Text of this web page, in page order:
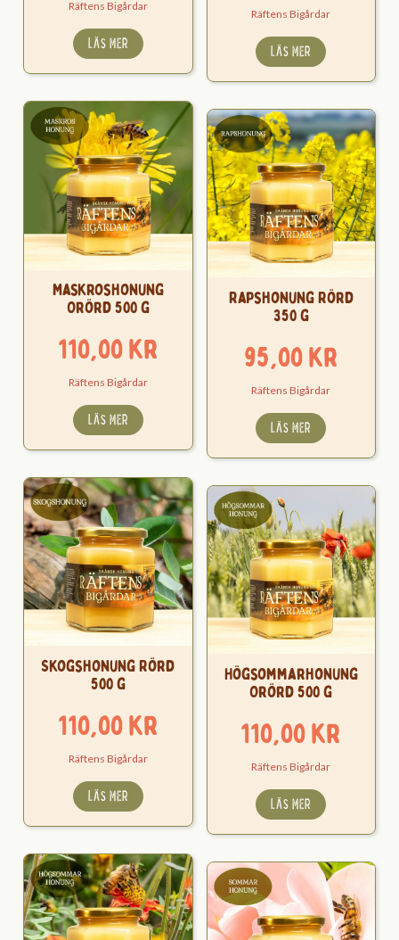
Räftens Bigårdar
LÄS MER
Räftens Bigårdar
LÄS MER
Maskroshonung
Orörd 500 g
110,00kr
Räftens Bigårdar
LÄS MER
Rapshonung Rörd
350 g
95,00kr
Räftens Bigårdar
LÄS MER
Skogshonung Rörd
500 g
110,00kr
Räftens Bigårdar
LÄS MER
Högsommarhonung
Orörd 500 g
110,00kr
Räftens Bigårdar
LÄS MER